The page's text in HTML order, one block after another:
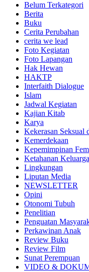
Belum Terkategori
Berita
Buku
Cerita Perubahan
cerita we lead
Foto Kegiatan
Foto Lapangan
Hak Hewan
HAKTP
Interfaith Dialogue
Islam
Jadwal Kegiatan
Kajian Kitab
Karya
Kekerasan Seksual
Kemerdekaan
Kepemimpinan
Ketahanan Keluarga
Lingkungan
Liputan Media
NEWSLETTER
Opini
Otonomi Tubuh
Penelitian
Penguatan
Perkawinan Anak
Review Buku
Review Film
Sunat Perempuan
VIDEO &